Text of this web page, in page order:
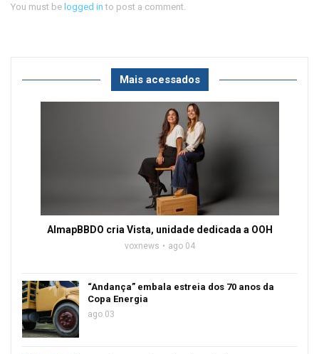
You must be logged in to post a comment.
Mais acessados
AlmapBBDO cria Vista, unidade dedicada a OOH
voxnews ago 04
“Andança” embala estreia dos 70 anos da
Copa Energia
ago 03